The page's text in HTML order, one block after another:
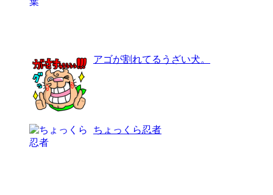
アゴが割れてるうざい犬。
ちょっくら忍者